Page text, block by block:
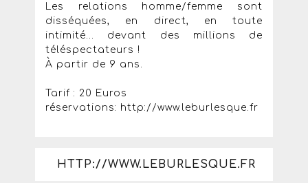
Les relations homme/femme sont
disséquées, en direct, en toute
intimité... devant des millions de
téléspectateurs !
À partir de 9 ans.
Tarif : 20 Euros
réservations: http://www.leburlesque.fr
HTTP://WWW.LEBURLESQUE.FR